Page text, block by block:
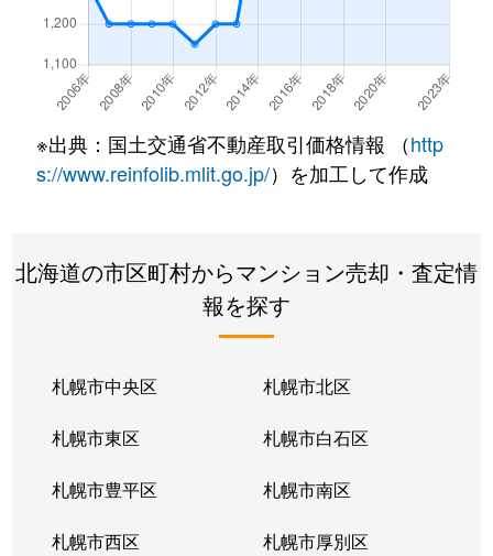
北２２条東 300万円
北２２条東
640万円 元町(札幌)
北２２条東
3,200万円 元町(札幌)
北２４条東
3,000万円 元町(札幌)
北２６条東
2,000万円 元町(札幌)
2,200万円
北３３条東
新道東
北３４条東
新道東
北３４条東
新道東
北３４条東
新道東
※出典：国土交通省不動産取引価格情報 （http
s://www.reinfolib.mlit.go.jp/）を加工して作成
北海道の市区町村からマンション売却・査定情
報を探す
札幌市中央区 札幌市北区
札幌市東区 札幌市白石区
札幌市豊平区 札幌市南区
札幌市西区 札幌市厚別区